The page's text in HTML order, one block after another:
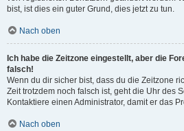
bist, ist dies ein guter Grund, dies jetzt zu tun.
Nach oben
Ich habe die Zeitzone eingestellt, aber die
falsch!
Wenn du dir sicher bist, dass du die Zeitzone
Zeit trotzdem noch falsch ist, geht die Uhr des
Kontaktiere einen Administrator, damit er das
Nach oben